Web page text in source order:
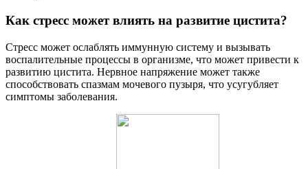
Как стресс может влиять на развитие цистита?
Стресс может ослаблять иммунную систему и вызывать
воспалительные процессы в организме, что может привести к
развитию цистита. Нервное напряжение может также
способствовать спазмам мочевого пузыря, что усугубляет
симптомы заболевания.